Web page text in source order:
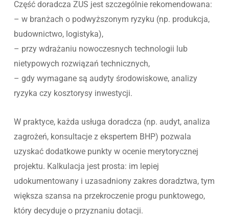
Część doradcza ZUS jest szczególnie rekomendowana:
– w branżach o podwyższonym ryzyku (np. produkcja,
budownictwo, logistyka),
– przy wdrażaniu nowoczesnych technologii lub
nietypowych rozwiązań technicznych,
– gdy wymagane są audyty środowiskowe, analizy
ryzyka czy kosztorysy inwestycji.
W praktyce, każda usługa doradcza (np. audyt, analiza
zagrożeń, konsultacje z ekspertem BHP) pozwala
uzyskać dodatkowe punkty w ocenie merytorycznej
projektu. Kalkulacja jest prosta: im lepiej
udokumentowany i uzasadniony zakres doradztwa, tym
większa szansa na przekroczenie progu punktowego,
który decyduje o przyznaniu dotacji.